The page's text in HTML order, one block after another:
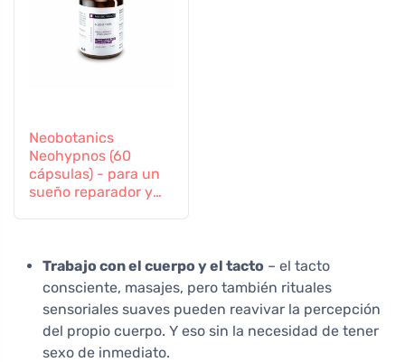
Neobotanics
Neohypnos (60
cápsulas) - para un
sueño reparador y
Trabajo con el cuerpo y el tacto – el tacto
consciente, masajes, pero también rituales
sensoriales suaves pueden reavivar la percepción
del propio cuerpo. Y eso sin la necesidad de tener
sexo de inmediato.